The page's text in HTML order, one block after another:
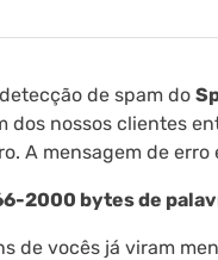
de spam do
dos nossos clientes
A mensagem de erro
2000 bytes de
de vocês já viram